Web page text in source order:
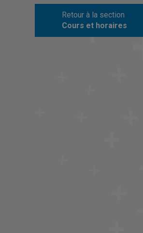
Retour à la section
Cours et horaires